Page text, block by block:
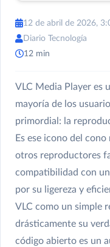
12 de abril de 2026,
Diario Tecnología
12 min
VLC Media Player es
mayoría de los
primordial: la
Es ese icono del
otros reproductores
compatibilidad con
por su ligereza y
VLC como un simple
drásticamente su
código abierto es un